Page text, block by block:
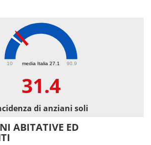
media Italia 27.1
10 90.9
31.4
di anziani soli
ABITATIVE ED